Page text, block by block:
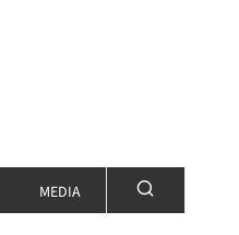
MEDIA